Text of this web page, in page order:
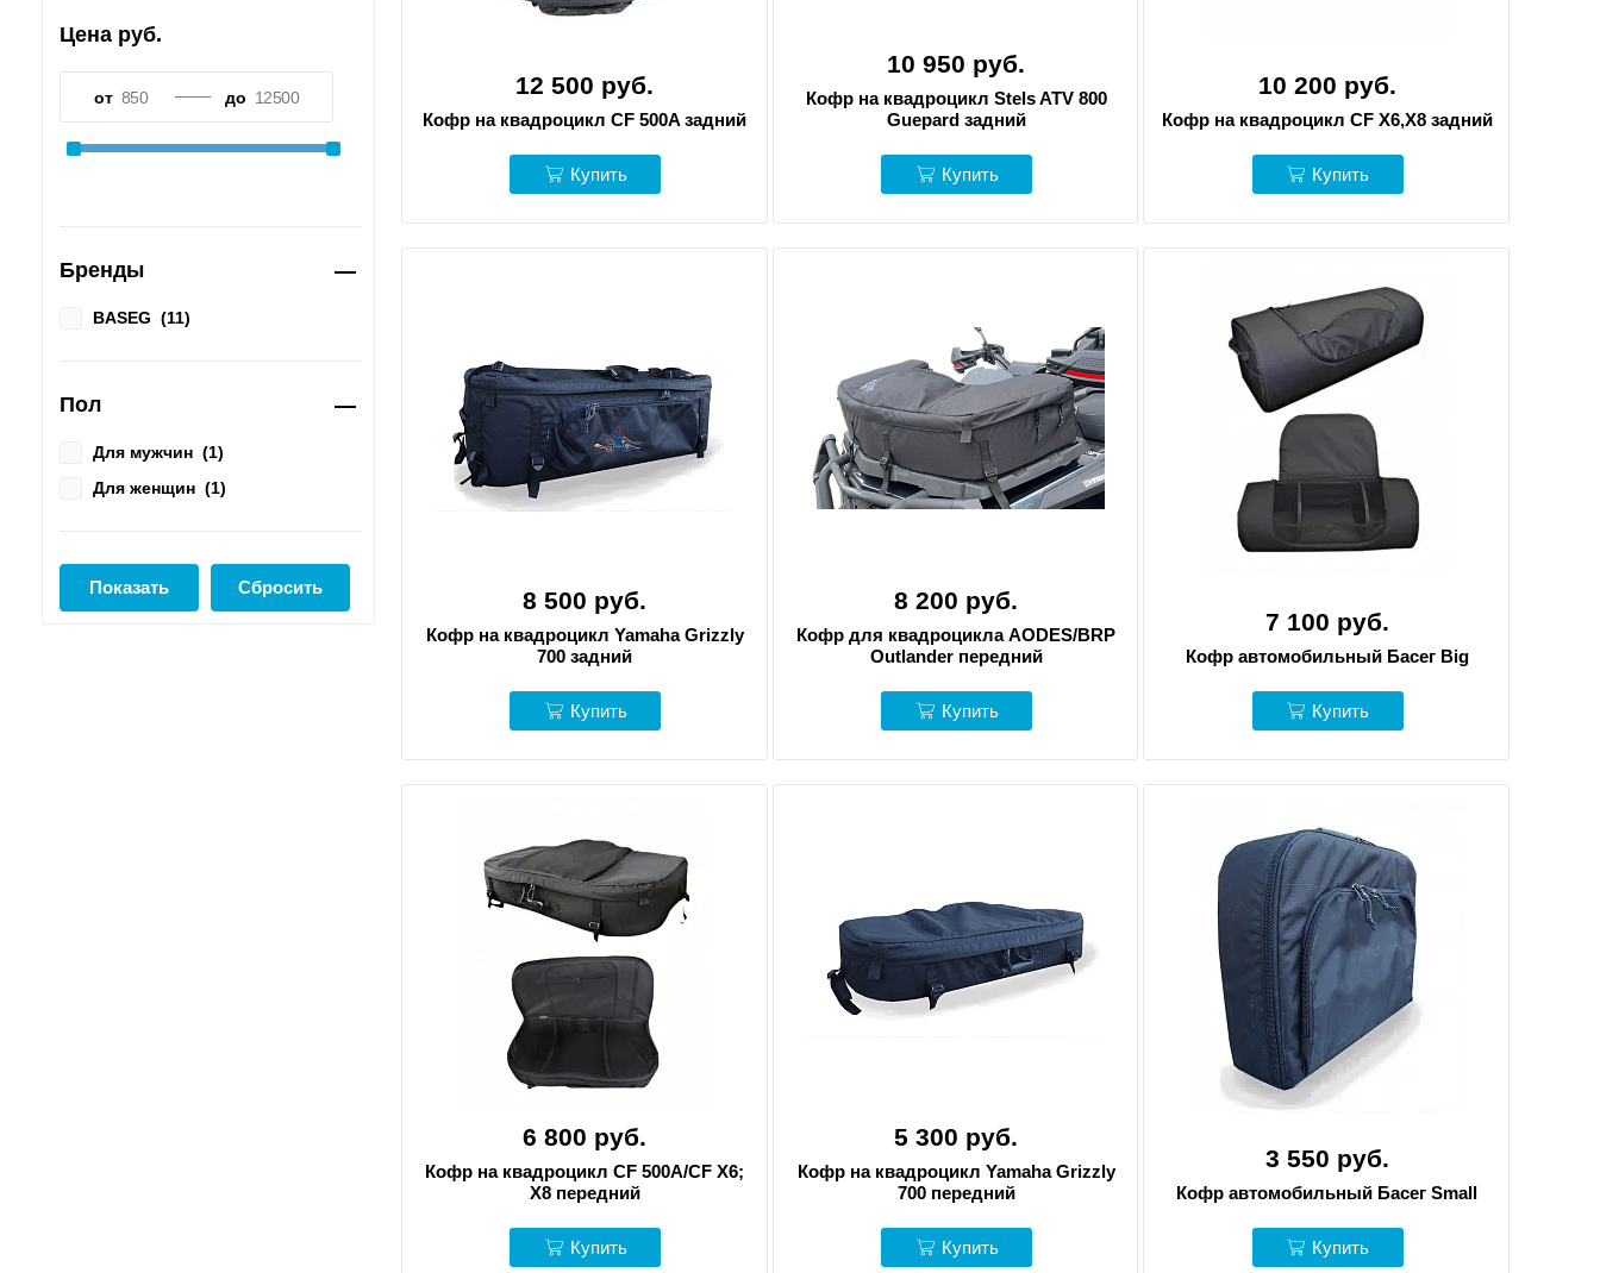
Цена руб.
от до
Бренды
BASEG (11)
Пол
Для мужчин (1)
Для женщин (1)
12 500 руб.
Кофр на квадроцикл CF 500A задний
Купить
10 950 руб.
Кофр на квадроцикл Stels ATV 800
Guepard задний
Купить
10 200 руб.
Кофр на квадроцикл CF X6,Х8 задний
Купить
8 500 руб.
Кофр на квадроцикл Yamaha Grizzly
700 задний
Купить
8 200 руб.
Кофр для квадроцикла AODES/BRP
Outlander передний
Купить
7 100 руб.
Кофр автомобильный Басег Big
Купить
6 800 руб.
Кофр на квадроцикл CF 500А/CF X6;
X8 передний
Купить
5 300 руб.
Кофр на квадроцикл Yamaha Grizzly
700 передний
Купить
3 550 руб.
Кофр автомобильный Басег Small
Купить